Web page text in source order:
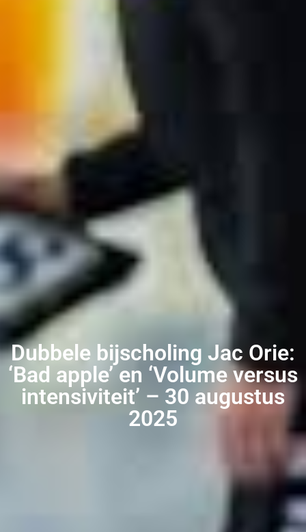
Dubbele bijscholing Jac Orie:
‘Bad apple’ en ‘Volume versus
intensiviteit’ – 30 augustus
2025